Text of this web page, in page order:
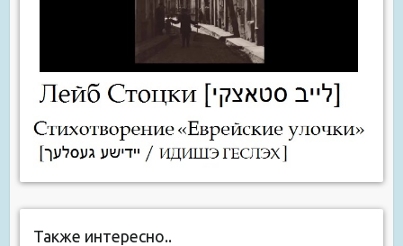
Также интересно..